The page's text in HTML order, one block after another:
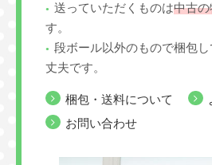
送っていただくものは中古
す。
段ボール以外のもので梱包
丈夫です。
梱包・送料について
お問い合わせ